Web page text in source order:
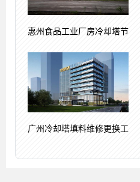
惠州食品工业厂房冷却塔节
广州冷却塔填料维修更换工